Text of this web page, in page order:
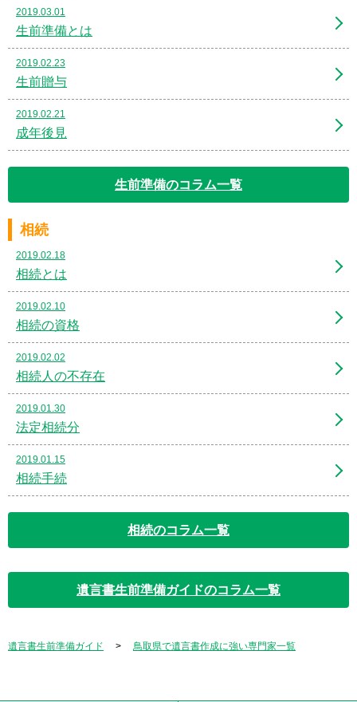
2019.03.01
生前準備とは
2019.02.23
生前贈与
2019.02.21
成年後見
生前準備のコラム一覧
相続
2019.02.18
相続とは
2019.02.10
相続の資格
2019.02.02
相続人の不存在
2019.01.30
法定相続分
2019.01.15
相続手続
相続のコラム一覧
遺言書生前準備ガイドのコラム一覧
遺言書生前準備ガイド 鳥取県で遺言書作成に強い専門家一覧